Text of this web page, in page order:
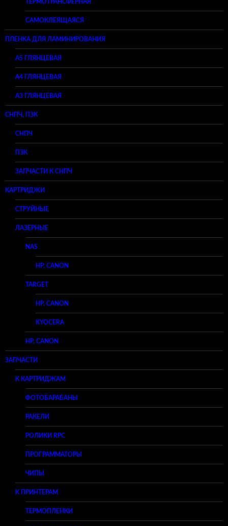
ТЕРМОТРАНСФЕРНАЯ
САМОКЛЕЯЩАЯСЯ
ПЛЕНКА ДЛЯ ЛАМИНИРОВАНИЯ
A5 ГЛЯНЦЕВАЯ
А4 ГЛЯНЦЕВАЯ
A3 ГЛЯНЦЕВАЯ
СНПЧ, ПЗК
СНПЧ
ПЗК
ЗАПЧАСТИ К СНПЧ
КАРТРИДЖИ
СТРУЙНЫЕ
ЛАЗЕРНЫЕ
NAS
HP, CANON
TARGET
HP, CANON
KYOCERA
HP, CANON
ЗАПЧАСТИ
К КАРТРИДЖАМ
ФОТОБАРАБАНЫ
РАКЕЛИ
РОЛИКИ RPC
ПРОГРАММАТОРЫ
ЧИПЫ
К ПРИНТЕРАМ
ТЕРМОПЛЕНКИ